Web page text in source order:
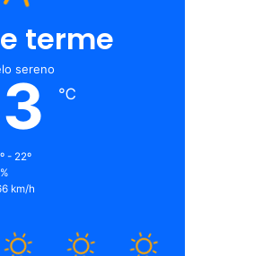
terme
sereno
℃
- 22º
km/h